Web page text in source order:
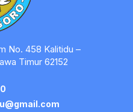
No. 458 Kalitidu –
Timur 62152